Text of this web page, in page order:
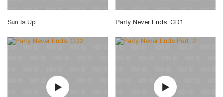
Sun Is Up Party Never Ends. CD1.